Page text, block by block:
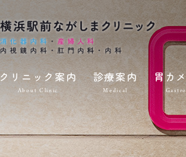
クリニック案内
About Clinic
診療案内
Medical
胃カ